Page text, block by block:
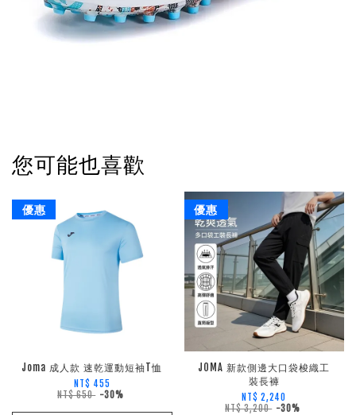
您可能也喜歡
優惠
Joma 成人款 速乾運動短袖T恤
NT$ 455
NT$ 650 -30%
優惠
JOMA 新款側邊大口袋梭織工
裝長褲
NT$ 2,240
NT$ 3,200 -30%